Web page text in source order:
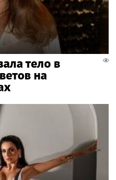
тело в
на